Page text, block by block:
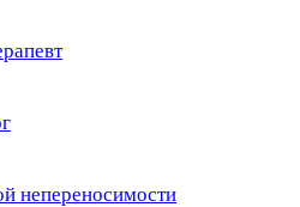
непереносимости